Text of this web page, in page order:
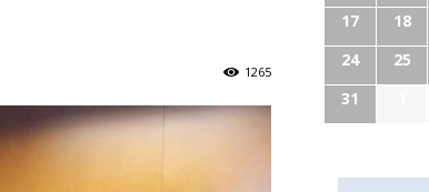
1265
17
18
24
25
31